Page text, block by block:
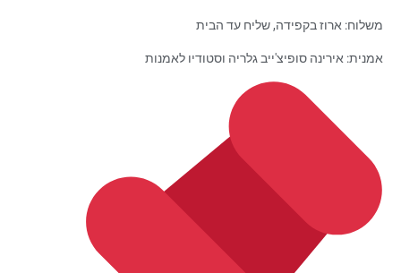
משלוח: ארוז בקפידה, שליח עד הבית
אמנית: אירינה סופיצ'ייב גלריה וסטודיו לאמנות